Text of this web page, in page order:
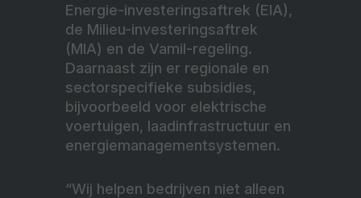
Energie-investeringsaftrek (EIA),
de Milieu-investeringsaftrek
(MIA) en de Vamil-regeling.
Daarnaast zijn er regionale en
sectorspecifieke subsidies,
bijvoorbeeld voor elektrische
voertuigen, laadinfrastructuur en
energiemanagementsystemen.
“Wij helpen bedrijven niet alleen